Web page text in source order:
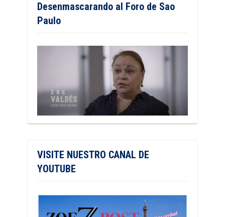
Desenmascarando al Foro de Sao
Paulo
VISITE NUESTRO CANAL DE
YOUTUBE